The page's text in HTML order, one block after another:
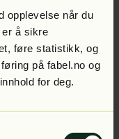
opplevelse når du
å sikre
føre statistikk, og
på fabel.no og
for deg.